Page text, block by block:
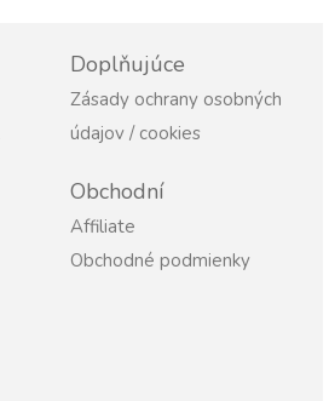
Doplňujúce
Zásady ochrany osobných
údajov / cookies
Obchodní
Affiliate
Obchodné podmienky